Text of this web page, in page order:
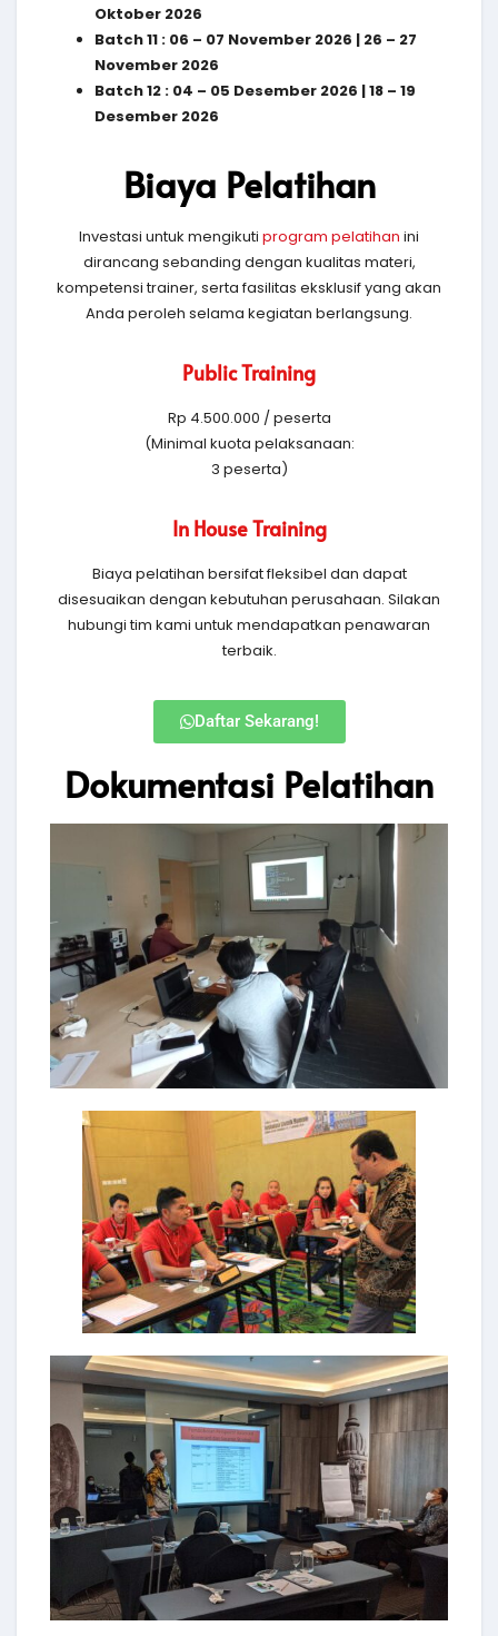
Oktober 2026
Batch 11 : 06 – 07 November 2026 | 26 – 27
November 2026
Batch 12 : 04 – 05 Desember 2026 | 18 – 19
Desember 2026
Biaya Pelatihan
Investasi untuk mengikuti program pelatihan ini
dirancang sebanding dengan kualitas materi,
kompetensi trainer, serta fasilitas eksklusif yang akan
Anda peroleh selama kegiatan berlangsung.
Public Training
Rp 4.500.000 / peserta
(Minimal kuota pelaksanaan:
3 peserta)
In House Training
Biaya pelatihan bersifat fleksibel dan dapat
disesuaikan dengan kebutuhan perusahaan. Silakan
hubungi tim kami untuk mendapatkan penawaran
terbaik.
Daftar Sekarang!
Dokumentasi Pelatihan